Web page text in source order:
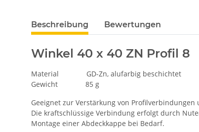
Beschreibung Bewertungen
Winkel 40 x 40 ZN Profil 8
Material GD-Zn, alufarbig beschichtet
Gewicht 85 g
Geeignet zur Verstärkung von
Die kraftschlüssige Verbindung erfolgt durch
Montage einer Abdeckkappe bei Bedarf.